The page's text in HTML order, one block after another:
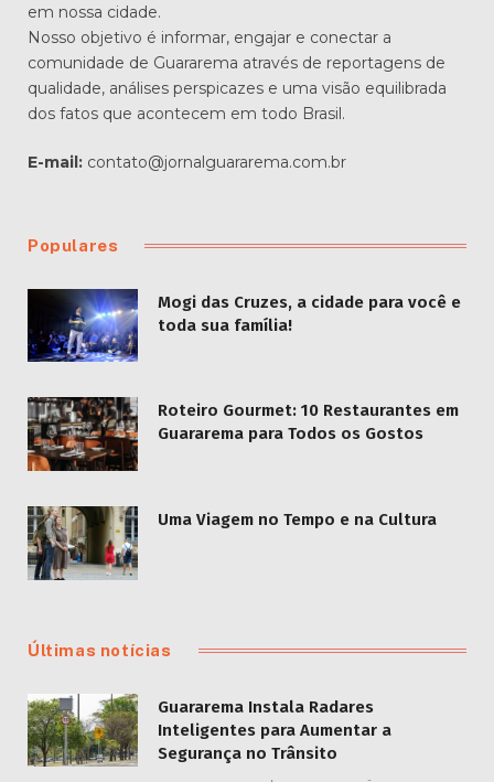
em nossa cidade.
Nosso objetivo é informar, engajar e conectar a
comunidade de Guararema através de reportagens de
qualidade, análises perspicazes e uma visão equilibrada
dos fatos que acontecem em todo Brasil.
E-mail: contato@jornalguararema.com.br
Populares
Mogi das Cruzes, a cidade para você e
toda sua família!
Roteiro Gourmet: 10 Restaurantes em
Guararema para Todos os Gostos
Uma Viagem no Tempo e na Cultura
Últimas notícias
Guararema Instala Radares
Inteligentes para Aumentar a
Segurança no Trânsito